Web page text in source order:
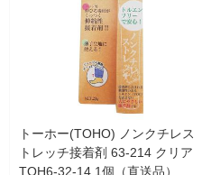
トーホー(TOHO) ノンクチレス
トレッチ接着剤 63-214 クリア
TOH6-32-14 1個（直送品）